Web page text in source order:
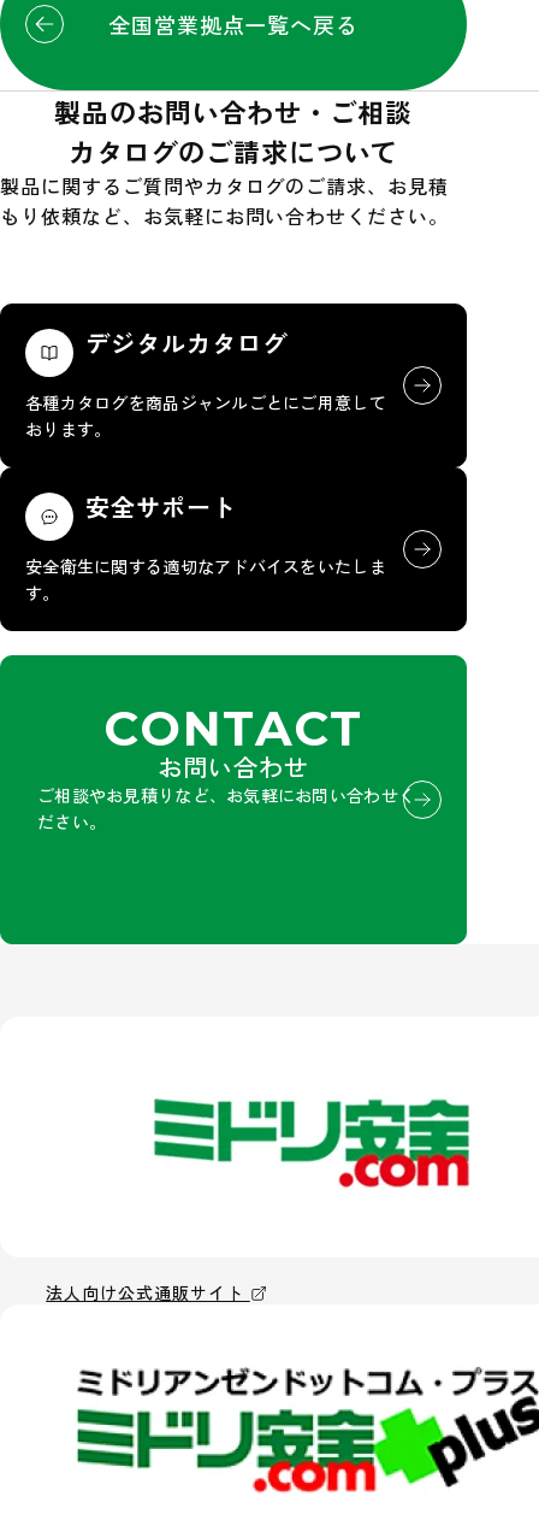
全国営業拠点一覧へ戻る
製品のお問い合わせ・ご相談
カタログのご請求について
製品に関するご質問やカタログのご請求、お見積
もり依頼など、お気軽にお問い合わせください。
デジタルカタログ
各種カタログを商品ジャンルごとにご用意して
おります。
安全サポート
安全衛生に関する適切なアドバイスをいたしま
す。
CONTACT
お問い合わせ
ご相談やお見積りなど、お気軽にお問い合わせく
ださい。
法人向け公式通販サイト